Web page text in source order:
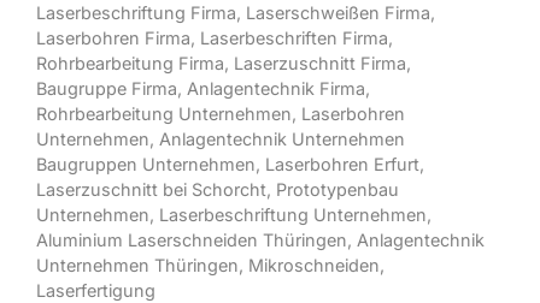
Laserbeschriftung Firma, Laserschweißen Firma,
Laserbohren Firma, Laserbeschriften Firma,
Rohrbearbeitung Firma, Laserzuschnitt Firma,
Baugruppe Firma, Anlagentechnik Firma,
Rohrbearbeitung Unternehmen, Laserbohren
Unternehmen, Anlagentechnik Unternehmen
Baugruppen Unternehmen, Laserbohren Erfurt,
Laserzuschnitt bei Schorcht, Prototypenbau
Unternehmen, Laserbeschriftung Unternehmen,
Aluminium Laserschneiden Thüringen, Anlagentechnik
Unternehmen Thüringen, Mikroschneiden,
Laserfertigung